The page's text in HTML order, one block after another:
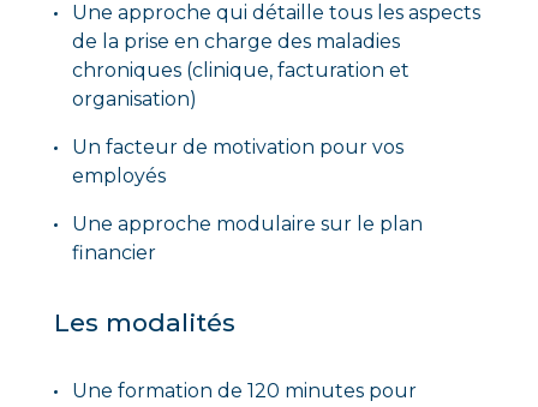
Une approche qui détaille tous les aspects
de la prise en charge des maladies
chroniques (clinique, facturation et
organisation)
Un facteur de motivation pour vos
employés
Une approche modulaire sur le plan
financier
Les modalités
Une formation de 120 minutes pour